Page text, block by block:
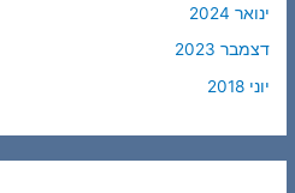
ינואר 2024
דצמבר 2023
יוני 2018